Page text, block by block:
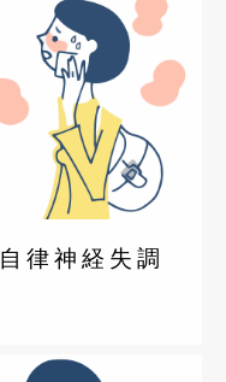
自律神経失調